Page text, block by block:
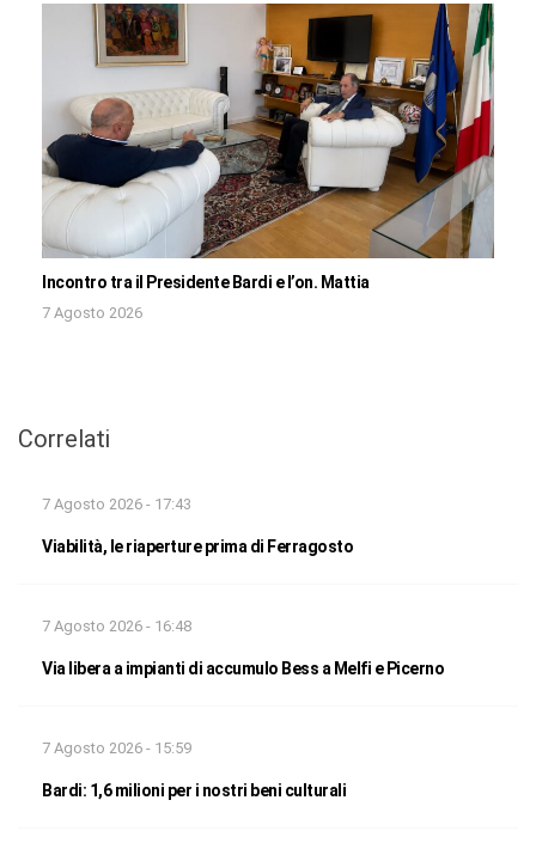
Incontro tra il Presidente Bardi e l’on. Mattia
7 Agosto 2026
Correlati
7 Agosto 2026 - 17:43
Viabilità, le riaperture prima di Ferragosto
7 Agosto 2026 - 16:48
Via libera a impianti di accumulo Bess a Melfi e Picerno
7 Agosto 2026 - 15:59
Bardi: 1,6 milioni per i nostri beni culturali